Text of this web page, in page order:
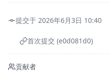
提交于 2026年6月3日 10:40
首次提交 (e0d081d0)
贡献者